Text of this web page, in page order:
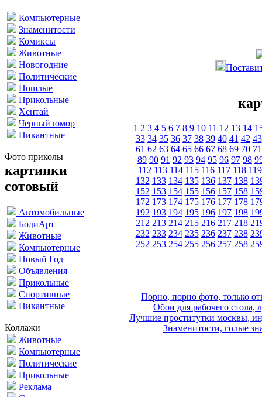
Компьютерные
Знаменитости
Комиксы
Животные
Новогодние
Политические
Пошлые
Прикольные
Хентай
Черный юмор
Пикантные
Фото приколы
картинки
сотовый
Автомобильные
БодиАрт
Животные
Компьютерные
Новый Год
Объявления
Прикольные
Спортивные
Пикантные
Коллажи
Животные
Компьютерные
Политические
Прикольные
Реклама
1 2 3 4 5 6 7 8 9 10 11 12 13 14
33 34 35 36 37 38 39 40 41 42 43
61 62 63 64 65 66 67 68 69 70 71
89 90 91 92 93 94 95 96 97 98
112 113 114 115 116 117 118 119
132 133 134 135 136 137 138
152 153 154 155 156 157 158
172 173 174 175 176 177 178
192 193 194 195 196 197 198
212 213 214 215 216 217 218
232 233 234 235 236 237 238
252 253 254 255 256 257 258
Порно, порно фото, только
Обои для рабочего стола,
Лучшие проститутки москвы,
Знаменитости, голые